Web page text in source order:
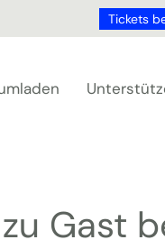
Tickets
Gast